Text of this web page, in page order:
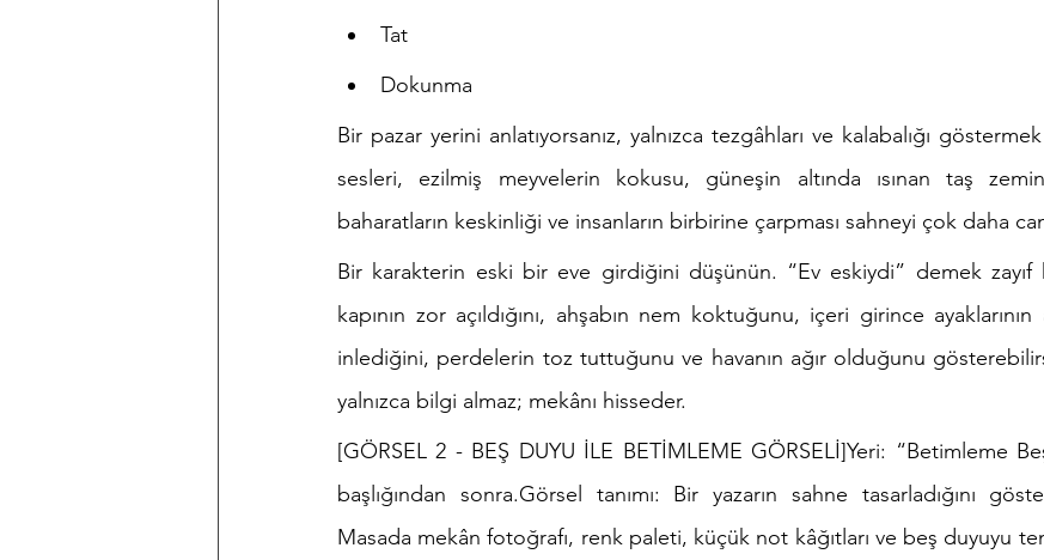
Tat
Dokunma
Bir pazar yerini anlatıyorsanız, yalnızca tezgâhları ve kalabalığı göstermek
sesleri, ezilmiş meyvelerin kokusu, güneşin altında ısınan taş zemin,
baharatların keskinliği ve insanların birbirine çarpması sahneyi çok daha
Bir karakterin eski bir eve girdiğini düşünün. “Ev eskiydi” demek zayıf
kapının zor açıldığını, ahşabın nem koktuğunu, içeri girince
inlediğini, perdelerin toz tuttuğunu ve havanın ağır olduğunu
yalnızca bilgi almaz; mekânı hisseder.
[GÖRSEL 2 - BEŞ DUYU İLE BETİMLEME GÖRSELİ]Yeri: “Betimleme
başlığından sonra.Görsel tanımı: Bir yazarın sahne tasarladığını
Masada mekân fotoğrafı, renk paleti, küçük not kâğıtları ve beş duyuyu